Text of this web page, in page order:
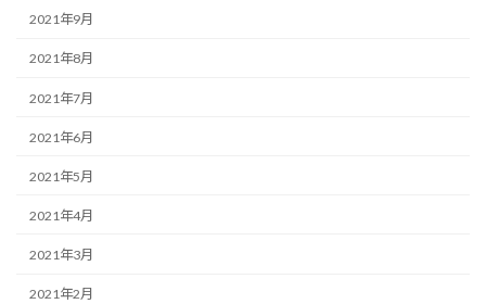
2021年9月
2021年8月
2021年7月
2021年6月
2021年5月
2021年4月
2021年3月
2021年2月